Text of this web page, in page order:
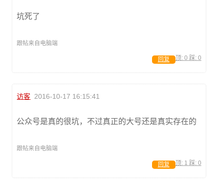
坑死了
跟帖来自电脑端
顶: 0 踩: 0
回复
访客 2016-10-17 16:15:41
公众号是真的很坑，不过真正的大号还是真实存在的
跟帖来自电脑端
顶: 1 踩: 0
回复